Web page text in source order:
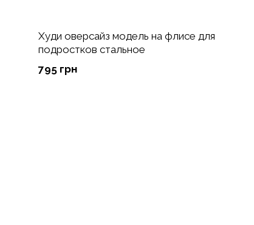
Худи оверсайз модель на флисе для
подростков стальное
795 грн